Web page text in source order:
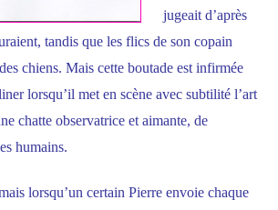
jugeait d’après
tandis que les flics de son copain
chiens. Mais cette boutade est infirmée
lorsqu’il met en scène avec subtilité l’art
chatte observatrice et aimante, de
humains.
lorsqu’un certain Pierre envoie chaque